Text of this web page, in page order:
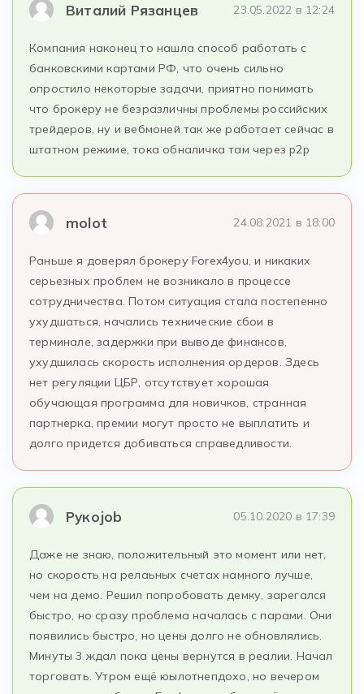
Виталий Рязанцев 23.05.2022 в 12:24
Компания наконец то нашла способ работать с
банковскими картами РФ, что очень сильно
опростило некоторые задачи, приятно понимать
что брокеру не безразличны проблемы российских
трейдеров, ну и вебмоней так же работает сейчас в
штатном режиме, тока обналичка там через p2p
molot 24.08.2021 в 18:00
Раньше я доверял брокеру Forex4you, и никаких
серьезных проблем не возникало в процессе
сотрудничества. Потом ситуация стала постепенно
ухудшаться, начались технические сбои в
терминале, задержки при выводе финансов,
ухудшилась скорость исполнения ордеров. Здесь
нет регуляции ЦБР, отсутствует хорошая
обучающая программа для новичков, странная
партнерка, премии могут просто не выплатить и
долго придется добиваться справедливости.
Рукоjob 05.10.2020 в 17:39
Даже не знаю, положительный это момент или нет,
но скорость на релаьных счетах намного лучше,
чем на демо. Решил попробовать демку, зарегался
быстро, но сразу проблема началась с парами. Они
появились быстро, но цены долго не обновлялись.
Минуты 3 ждал пока цены вернутся в реалии. Начал
торговать. Утром ещё юылотнепдохо, но вечером